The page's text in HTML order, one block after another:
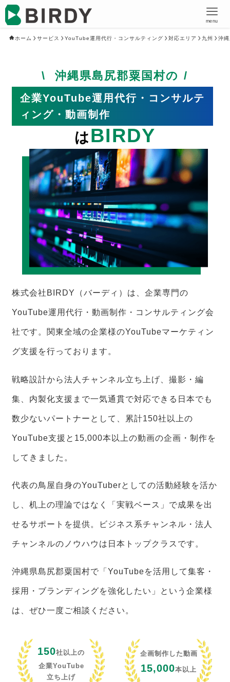
menu
ホーム サービス YouTube運用代行・コンサルティング 対応エリア 九州 沖
沖縄県島尻郡粟国村の
企業YouTube運用代行・コンサルテ
ィング・動画制作
はBIRDY
株式会社BIRDY（バーディ）は、企業専門の
YouTube運用代行・動画制作・コンサルティング会
社です。関東全域の企業様のYouTubeマーケティン
グ支援を行っております。
戦略設計から法人チャンネル立ち上げ、撮影・編
集、内製化支援まで一気通貫で対応できる日本でも
数少ないパートナーとして、累計150社以上の
YouTube支援と15,000本以上の動画の企画・制作を
してきました。
代表の鳥屋自身のYouTuberとしての活動経験を活か
し、机上の理論ではなく「実戦ベース」で成果を出
せるサポートを提供。ビジネス系チャンネル・法人
チャンネルのノウハウは日本トップクラスです。
沖縄県島尻郡粟国村で「YouTubeを活用して集客・
採用・ブランディングを強化したい」という企業様
は、ぜひ一度ご相談ください。
150社以上の
企業YouTube
立ち上げ
企画制作した動画
15,000本以上